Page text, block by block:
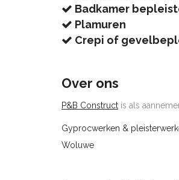
Badkamer
Plamuren
Crepi of
Over ons
P&B Construct is als
Gyprocwerken &
Woluwe